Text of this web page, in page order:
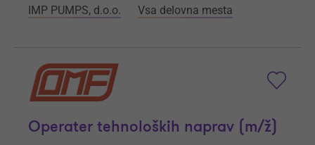
IMP PUMPS, d.o.o. Vsa delovna mesta
Operater tehnoloških naprav (m/ž)